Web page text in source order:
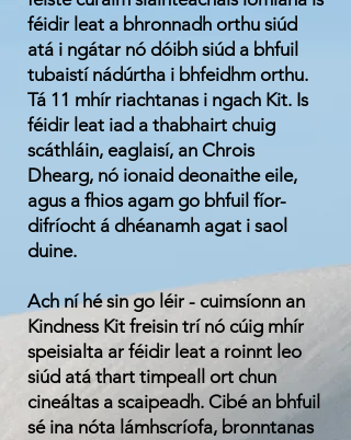
féidir leat a bhronnadh orthu siúd
atá i ngátar nó dóibh siúd a bhfuil
tubaistí nádúrtha i bhfeidhm orthu.
Tá 11 mhír riachtanas i ngach Kit. Is
féidir leat iad a thabhairt chuig
scáthláin, eaglaisí, an Chrois
Dhearg, nó ionaid deonaithe eile,
agus a fhios agam go bhfuil fíor-
difríocht á dhéanamh agat i saol
duine.
Ach ní hé sin go léir - cuimsíonn an
Kindness Kit freisin trí nó cúig mhír
speisialta ar féidir leat a roinnt leo
siúd atá thart timpeall ort chun
cineáltas a scaipeadh. Cibé an bhfuil
sé ina nóta lámhscríofa, bronntanas